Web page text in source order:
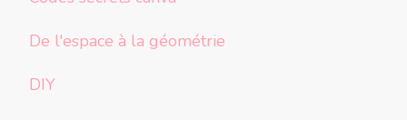
De l'espace à la géométrie
DIY